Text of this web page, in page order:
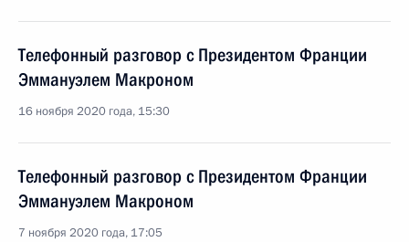
Телефонный разговор с Президентом Франции
Эммануэлем Макроном
16 ноября 2020 года, 15:30
Телефонный разговор с Президентом Франции
Эммануэлем Макроном
7 ноября 2020 года, 17:05